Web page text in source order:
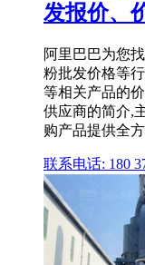
发报价、
阿里巴巴为您
粉批发价格等
等相关产品的
供应商的简介,
购产品提供全
联系电话: 180